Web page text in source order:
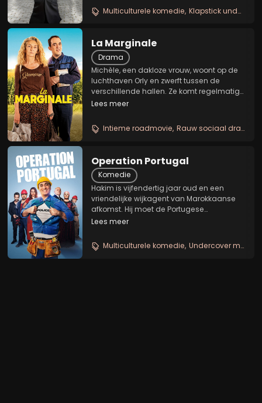
infiltreert hij in het kasteel van de graaf,
maar hij moet...
Multiculturele komedie Klapstick undercoveractie
La Marginale
Drama
Michèle, een dakloze vrouw, woont op de
luchthaven Orly en zwerft tussen de
verschillende hallen. Ze komt regelmatig
Théo tegen, een jonge schoonmaker die
woont bij zijn "tante" die hem
overbeschermt. Op...
Lees meer
Intieme roadmovie Rauw sociaal drama
Operation Portugal
Komedie
Hakim is vijfendertig jaar oud en een
vriendelijke wijkagent van Marokkaanse
afkomst. Hij moet de Portugese
gemeenschap infiltreren voor een
Portugees worden? Zijn onhandigheid en
pech lijken hem tijdens deze...
Lees meer
Multiculturele komedie Undercover missie